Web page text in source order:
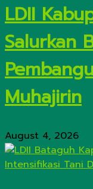
LDII
Salurkan
Muhajirin
August 4, 2026